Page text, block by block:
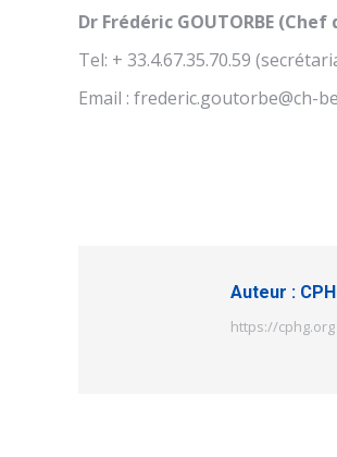
Dr Frédéric GOUTORBE (Chef
Tel: + 33.4.67.35.70.59
Email : frederic.goutorbe@ch-
Auteur :
https://cphg.org